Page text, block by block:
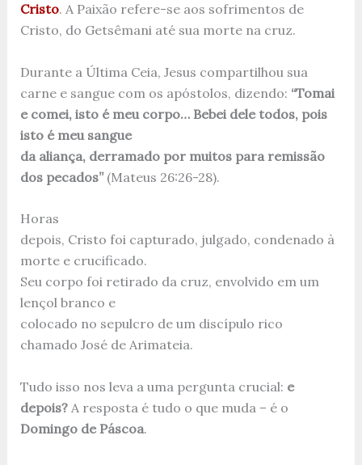
Cristo. A Paixão refere-se aos sofrimentos de
Cristo, do Getsêmani até sua morte na cruz.
Durante a Última Ceia, Jesus compartilhou sua
carne e sangue com os apóstolos, dizendo: “Tomai
e comei, isto é meu corpo… Bebei dele todos, pois
isto é meu sangue
da aliança, derramado por muitos para remissão
dos pecados”(Mateus 26:26-28).
Horas
depois, Cristo foi capturado, julgado, condenado à
morte e crucificado.
Seu corpo foi retirado da cruz, envolvido em um
lençol branco e
colocado no sepulcro de um discípulo rico
chamado José de Arimateia.
Tudo isso nos leva a uma pergunta crucial: e
depois?A resposta é tudo o que muda – é o
Domingo de Páscoa.